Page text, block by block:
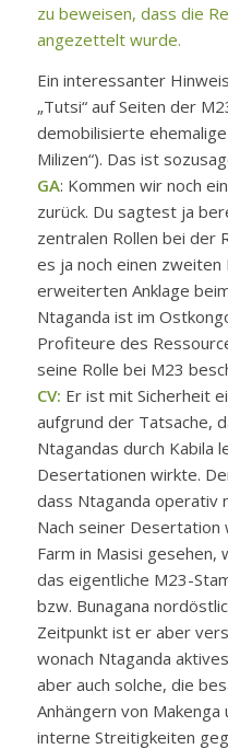
zu beweisen, dass die
angezettelt wurde.
Ein interessanter
„Tutsi“ auf Seiten der
demobilisierte
Milizen“). Das ist
GA: Kommen wir noch
zurück. Du sagtest ja
zentralen Rollen bei der
es ja noch einen
erweiterten Anklage
Ntaganda ist im
Profiteure des
seine Rolle bei M23
CV: Er ist mit Sicherheit
aufgrund der Tatsache,
Ntagandas durch Kabila
Desertationen wirkte.
dass Ntaganda operativ
Nach seiner
Farm in Masisi gesehen,
das eigentliche M23-
bzw. Bunagana
Zeitpunkt ist er aber
wonach Ntaganda
aber auch solche, die
Anhängern von
interne Streitigkeiten